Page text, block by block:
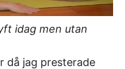
idag men utan
då jag presterade